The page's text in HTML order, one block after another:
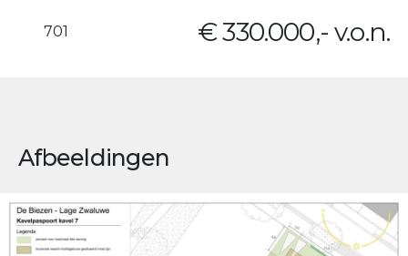
701 € 330.000,- v.o.n.
Afbeeldingen